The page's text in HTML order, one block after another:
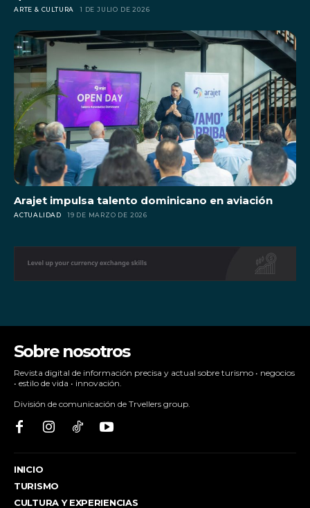
ARTE & CULTURA 1 DE JULIO DE 2026
Arajet impulsa talento dominicano en aviación
ACTUALIDAD 19 DE MARZO DE 2026
Sobre nosotros
Revista digital de información precisa y actual sobre turismo • negocios
• estilo de vida • innovación.
División de comunicación de Trvellers group.
INICIO
TURISMO
CULTURA Y EXPERIENCIAS